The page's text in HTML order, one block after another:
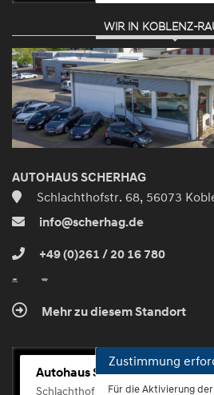
Zustimmen
und
aktivieren
WIR IN KOBLENZ-
AUTOHAUS SCHERHAG
Schlachthofstr. 68, 56073
info@scherhag.de
+49 (0)261 / 20 16 780
Mehr zu diesem Standort
Autohaus Scherhag
Schlachthofstr. 68, 56073 Koblenz-
Zustimmung
Für die Aktivierung